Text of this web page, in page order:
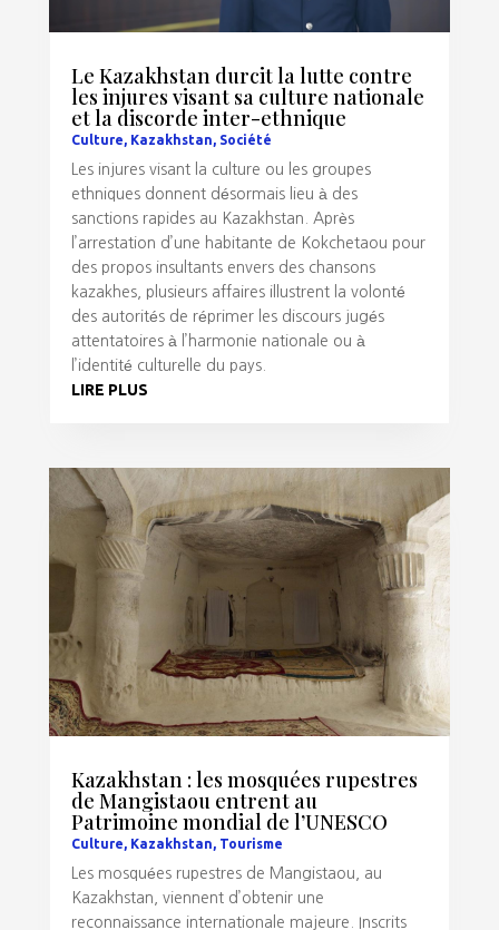
Le Kazakhstan durcit la lutte contre
les injures visant sa culture nationale
et la discorde inter-ethnique
Culture, Kazakhstan, Société
Les injures visant la culture ou les groupes
ethniques donnent désormais lieu à des
sanctions rapides au Kazakhstan. Après
l’arrestation d’une habitante de Kokchetaou pour
des propos insultants envers des chansons
kazakhes, plusieurs affaires illustrent la volonté
des autorités de réprimer les discours jugés
attentatoires à l’harmonie nationale ou à
l’identité culturelle du pays.
LIRE PLUS
Kazakhstan : les mosquées rupestres
de Mangistaou entrent au
Patrimoine mondial de l’UNESCO
Culture, Kazakhstan, Tourisme
Les mosquées rupestres de Mangistaou, au
Kazakhstan, viennent d’obtenir une
reconnaissance internationale majeure. Inscrits